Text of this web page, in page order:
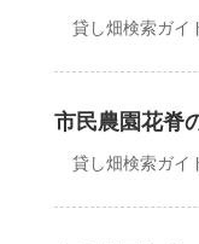
貸し畑検索ガ
市民農園花脊
貸し畑検索ガ